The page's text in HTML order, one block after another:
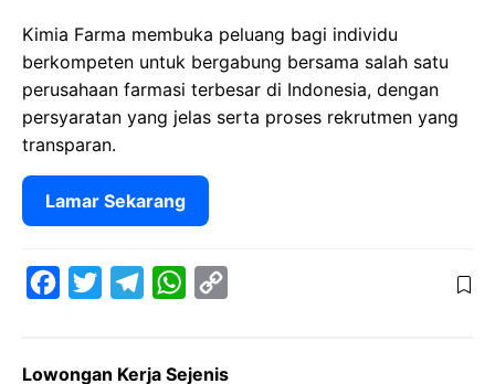
Kimia Farma membuka peluang bagi individu
berkompeten untuk bergabung bersama salah satu
perusahaan farmasi terbesar di Indonesia, dengan
persyaratan yang jelas serta proses rekrutmen yang
transparan.
Lamar Sekarang
W
Lowongan Kerja Sejenis